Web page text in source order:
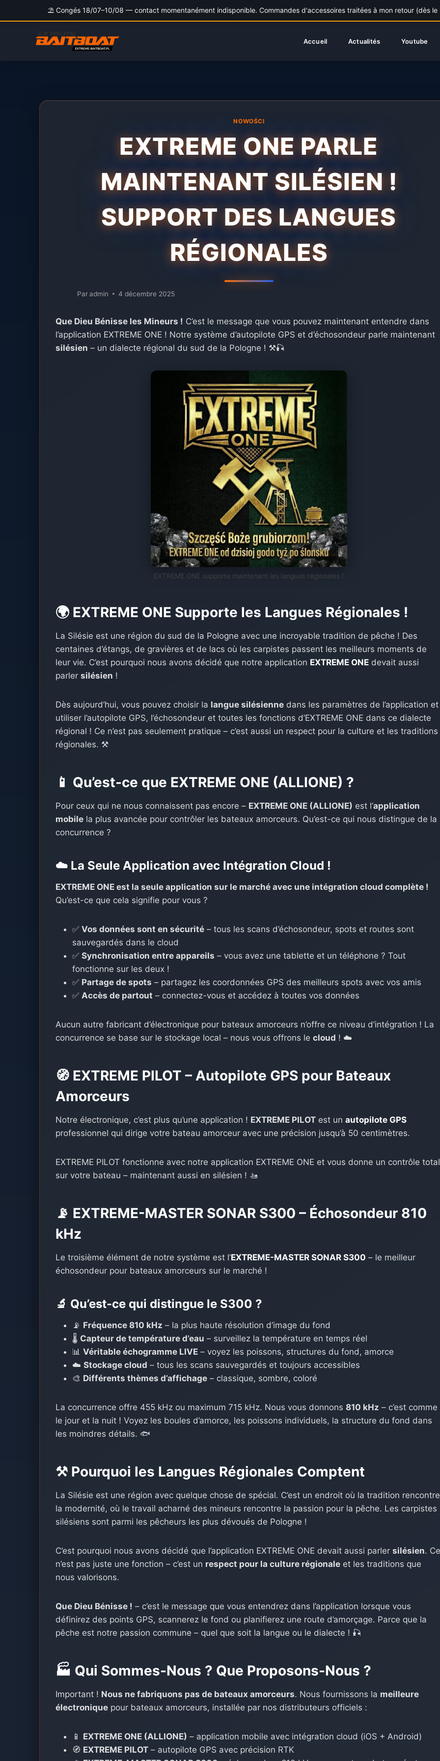
⛱️ Congés 18/07–10/08 — contact momentanément indisponible. Commandes d'accessoires traitées à mon retour (dès
Accueil Actualités Youtube
NOWOŚCI
EXTREME ONE PARLE
MAINTENANT SILÉSIEN !
SUPPORT DES LANGUES
RÉGIONALES
Paradmin 4 décembre 2025
Que Dieu Bénisse les Mineurs ! C’est le message que vous pouvez maintenant entendre dans
l’application EXTREME ONE ! Notre système d’autopilote GPS et d’échosondeur parle maintenant
silésien – un dialecte régional du sud de la Pologne ! ⚒️🎣
EXTREME ONE supporte maintenant les langues régionales !
🌍 EXTREME ONE Supporte les Langues Régionales !
La Silésie est une région du sud de la Pologne avec une incroyable tradition de pêche ! Des
centaines d’étangs, de gravières et de lacs où les carpistes passent les meilleurs moments de
leur vie. C’est pourquoi nous avons décidé que notre application EXTREME ONE devait aussi
parlersilésien !
Dès aujourd’hui, vous pouvez choisir la langue silésienne dans les paramètres de l’application et
utiliser l’autopilote GPS, l’échosondeur et toutes les fonctions d’EXTREME ONE dans ce dialecte
régional ! Ce n’est pas seulement pratique – c’est aussi un respect pour la culture et les traditions
régionales. ⚒️
📱 Qu’est-ce que EXTREME ONE (ALLIONE) ?
Pour ceux qui ne nous connaissent pas encore – EXTREME ONE (ALLIONE) est l’application
mobile la plus avancée pour contrôler les bateaux amorceurs. Qu’est-ce qui nous distingue de la
concurrence ?
☁️ La Seule Application avec Intégration Cloud !
EXTREME ONE est la seule application sur le marché avec une intégration cloud complète !
Qu’est-ce que cela signifie pour vous ?
✅Vos données sont en sécurité – tous les scans d’échosondeur, spots et routes sont
sauvegardés dans le cloud
✅Synchronisation entre appareils – vous avez une tablette et un téléphone ? Tout
fonctionne sur les deux !
✅ Partage de spots – partagez les coordonnées GPS des meilleurs spots avec vos amis
✅ Accès de partout – connectez-vous et accédez à toutes vos données
Aucun autre fabricant d’électronique pour bateaux amorceurs n’offre ce niveau d’intégration ! La
concurrence se base sur le stockage local – nous vous offrons lecloud ! ☁️
🧭 EXTREME PILOT – Autopilote GPS pour Bateaux
Amorceurs
Notre électronique, c’est plus qu’une application ! EXTREME PILOT est unautopilote GPS
professionnel qui dirige votre bateau amorceur avec une précision jusqu’à 50 centimètres.
EXTREME PILOT fonctionne avec notre application EXTREME ONE et vous donne un contrôle total
sur votre bateau – maintenant aussi en silésien ! 🚤
📡 EXTREME-MASTER SONAR S300 – Échosondeur 810
kHz
Le troisième élément de notre système est l’EXTREME-MASTER SONAR S300 – le meilleur
échosondeur pour bateaux amorceurs sur le marché !
🔬 Qu’est-ce qui distingue le S300 ?
📡 Fréquence 810 kHz – la plus haute résolution d’image du fond
🌡️ Capteur de température d’eau – surveillez la température en temps réel
📊Véritable échogramme LIVE – voyez les poissons, structures du fond, amorce
☁️Stockage cloud – tous les scans sauvegardés et toujours accessibles
🎨 Différents thèmes d’affichage – classique, sombre, coloré
La concurrence offre 455 kHz ou maximum 715 kHz. Nous vous donnons810 kHz – c’est comme
le jour et la nuit ! Voyez les boules d’amorce, les poissons individuels, la structure du fond dans
les moindres détails. 🐟
⚒️ Pourquoi les Langues Régionales Comptent
La Silésie est une région avec quelque chose de spécial. C’est un endroit où la tradition rencontre
la modernité, où le travail acharné des mineurs rencontre la passion pour la pêche. Les carpistes
silésiens sont parmi les pêcheurs les plus dévoués de Pologne !
C’est pourquoi nous avons décidé que l’application EXTREME ONE devait aussi parlersilésien.
n’est pas juste une fonction – c’est un respect pour la culture régionale et les traditions que
nous valorisons.
Que Dieu Bénisse ! – c’est le message que vous entendrez dans l’application lorsque vous
définirez des points GPS, scannerez le fond ou planifierez une route d’amorçage. Parce que la
pêche est notre passion commune – quel que soit la langue ou le dialecte ! 🎣
🏭 Qui Sommes-Nous ? Que Proposons-Nous ?
Important ! Nous ne fabriquons pas de bateaux amorceurs. Nous fournissons la meilleure
électronique pour bateaux amorceurs, installée par nos distributeurs officiels :
📱 EXTREME ONE (ALLIONE) – application mobile avec intégration cloud (iOS + Android)
🧭 EXTREME PILOT – autopilote GPS avec précision RTK